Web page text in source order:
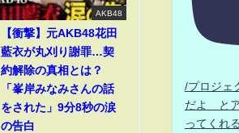
AKB48
【衝撃】元AKB48花田
藍衣が丸刈り謝罪…契
約解除の真相とは？
「峯岸みなみさんの話
をされた」9分8秒の涙
の告白
/プロジ
だよ とア
ってくれ